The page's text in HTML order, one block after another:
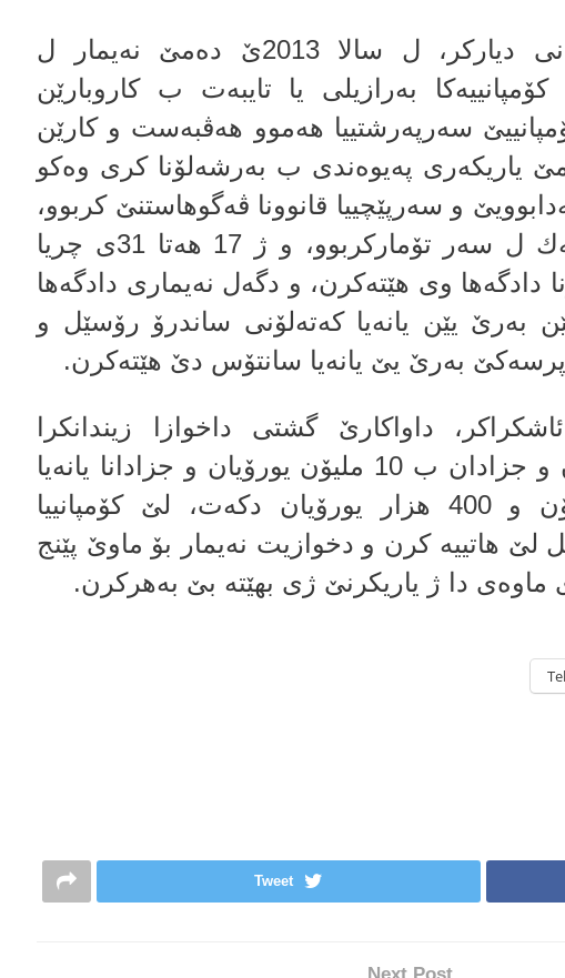
رۆژنامه‌یا ئالباییس یا ئسپانی دیاركر، ل سالا 2013ێ ده‌مێ نه‌یمار ل
به‌رازیلى یا تایبه‌ت ب كاروبارێن
سه‌رپه‌رشتییا هه‌موو هه‌ڤبه‌ست و كارێن
یاریكه‌رى په‌یوه‌ندى ب به‌رشه‌لۆنا كرى وه‌كو
و سه‌رپێچییا قانوونا ڤه‌گوهاستنێ كربوو،
له‌وما وێ كۆمپانییێ سكالایه‌ك ل سه‌ر تۆماركربوو، و ژ 17 هه‌تا 31ى چریا
دادگه‌ها وى هێته‌كرن، و دگه‌ل نه‌یمارى دادگه‌ها
به‌رێ یێن یانه‌یا كه‌ته‌لۆنى ساندرۆ رۆسێل و
به‌رێ یێ یانه‌یا سانتۆس دێ هێته‌كرن.
داواكارێ گشتى داخوازا زیندانكرا
نه‌یمارى بۆ ماوێ دوو سالان و جزادان ب 10 ملیۆن یورۆیان و جزادانا یانه‌یا
به‌رشه‌لۆنا ب هه‌شت ملیۆن و 400 هزار یورۆیان دكه‌ت، لێ كۆمپانییا
لێ هاتییه‌ كرن و دخوازیت نه‌یمار بۆ ماوێ پێنج
ماوه‌ى دا ژ یاریكرنێ ژى بهێته‌ بێ به‌هركرن.
Tweet